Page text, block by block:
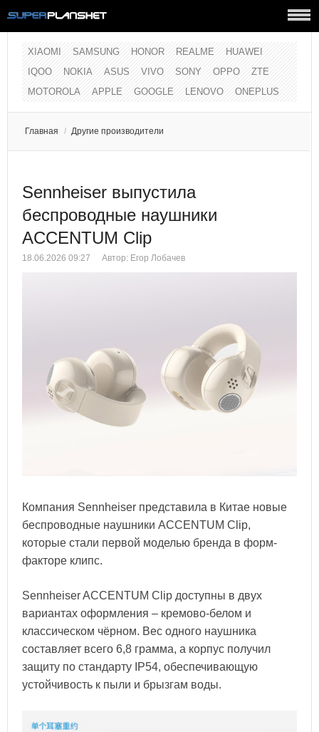
XIAOMI SAMSUNG HONOR REALME
HUAWEI
IQOO
NOKIA ASUS VIVO SONY OPPO
ZTE
MOTOROLA
APPLE GOOGLE LENOVO ONEPLUS
Главная / Другие производители
Sennheiser выпустила
беспроводные наушники
ACCENTUM Clip
18.06.2026 09:27 Автор: Егор Лобачев
Компания Sennheiser представила в Китае новые
беспроводные наушники ACCENTUM Clip,
которые стали первой моделью бренда в форм-
факторе клипс.
Sennheiser ACCENTUM Clip доступны в двух
вариантах оформления – кремово-белом и
классическом чёрном. Вес одного наушника
составляет всего 6,8 грамма, а корпус получил
защиту по стандарту IP54, обеспечивающую
устойчивость к пыли и брызгам воды.